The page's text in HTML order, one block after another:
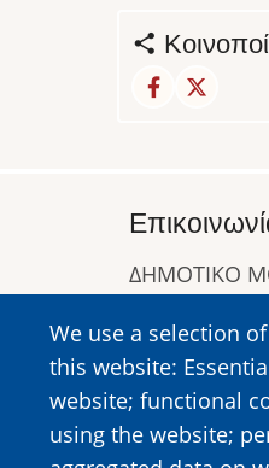
We use a selection
this website:
website; functional
using the website;
ΔΗΜΟΤΙΚΟ
Τηλ:
https://